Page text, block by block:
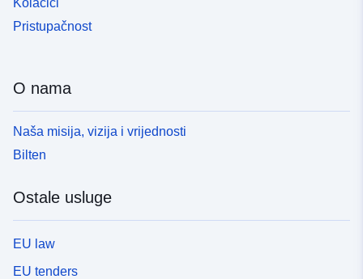
Kolačići
Pristupačnost
O nama
Naša misija, vizija i vrijednosti
Bilten
Ostale usluge
EU law
EU tenders